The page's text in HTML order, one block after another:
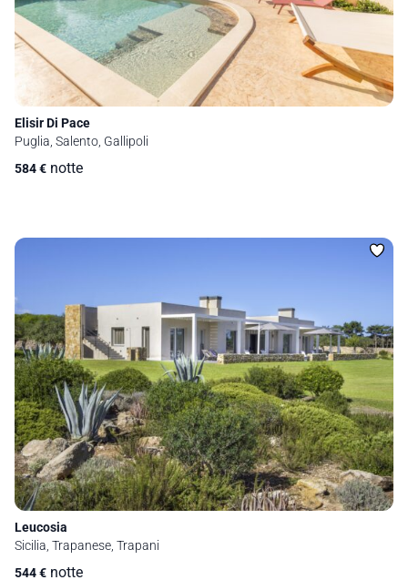
Elisir Di Pace
Puglia, Salento, Gallipoli
584€ notte
Leucosia
Sicilia, Trapanese, Trapani
544€ notte